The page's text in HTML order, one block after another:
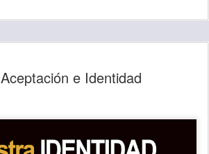
Aceptación e Identidad